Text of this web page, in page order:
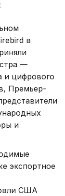
в
—
и цифрового
Премьер-
и
экспортное
США